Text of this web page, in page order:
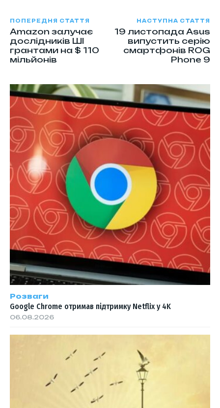
ПОПЕРЕДНЯ СТАТТЯ
Amazon залучає
дослідників ШІ
грантами на $ 110
мільйонів
НАСТУПНА СТАТТЯ
19 листопада Asus
випустить серію
смартфонів ROG
Phone 9
Розваги
Google Chrome отримав підтримку Netflix у 4K
06.08.2026